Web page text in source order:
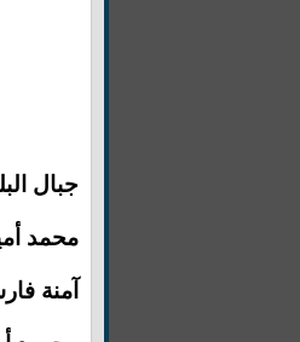
جبال
محمد
آمنة